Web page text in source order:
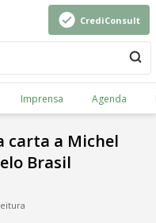
CrediConsult
Imprensa Agenda
carta a Michel
Brasil